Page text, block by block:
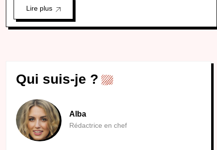
Lire plus
Qui suis-je ?
Alba
Rédactrice en chef